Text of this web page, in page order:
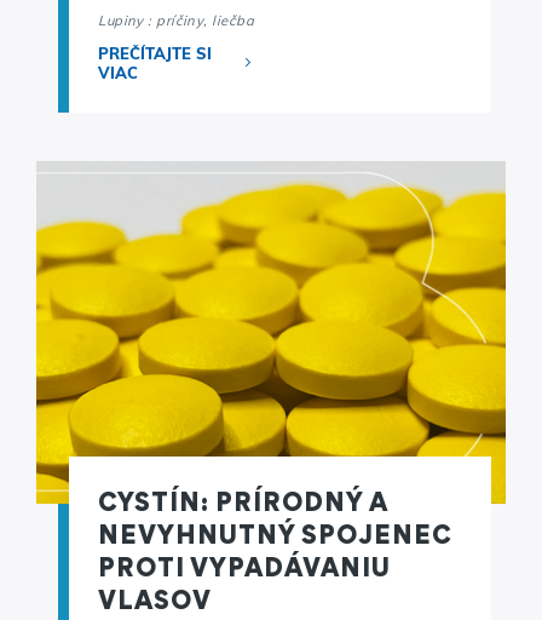
Lupiny : príčiny, liečba
PREČÍTAJTE SI
VIAC
CYSTÍN: PRÍRODNÝ A
NEVYHNUTNÝ SPOJENEC
PROTI VYPADÁVANIU
VLASOV